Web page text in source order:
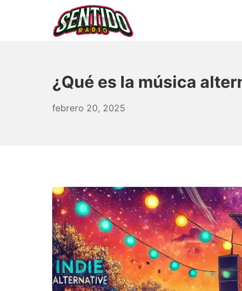
¿Qué es la música
febrero 20, 2025